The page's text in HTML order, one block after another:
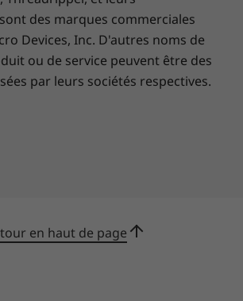
des marques commerciales
Devices, Inc. D'autres noms de
ou de service peuvent être des
par leurs sociétés respectives.
en haut de page